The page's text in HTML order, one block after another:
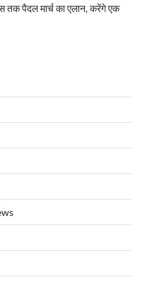
पैदल मार्च का एलान, करेंगे एक